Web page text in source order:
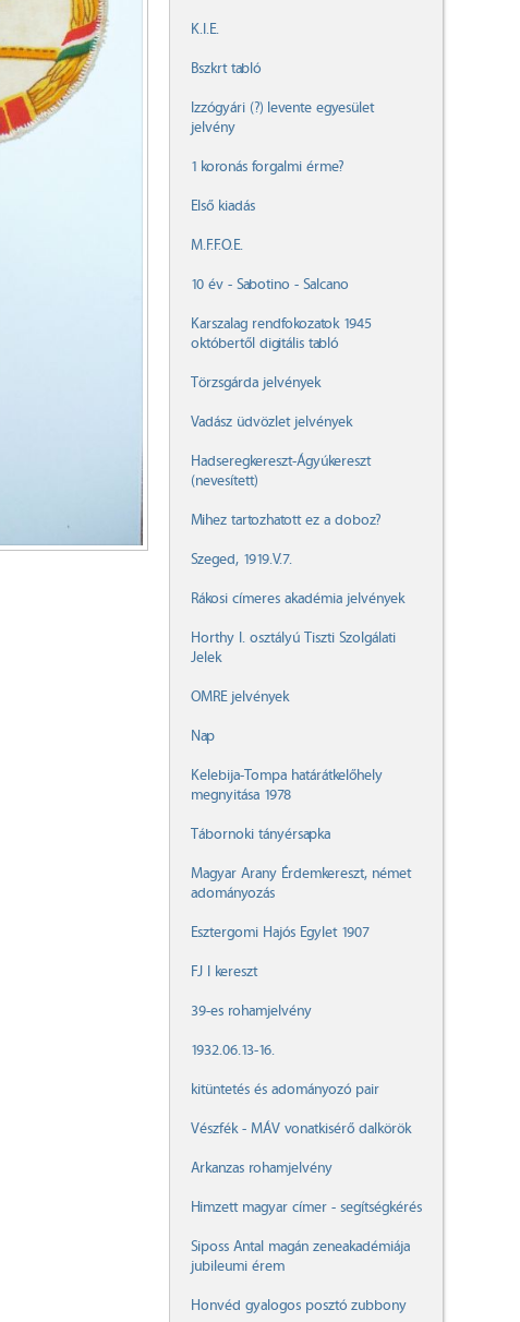
K.I.E.
Bszkrt tabló
Izzógyári (?) levente egyesület
jelvény
1 koronás forgalmi érme?
Első kiadás
M.F.F.O.E.
10 év - Sabotino - Salcano
Karszalag rendfokozatok 1945
októbertől digitális tabló
Törzsgárda jelvények
Vadász üdvözlet jelvények
Hadseregkereszt-Ágyúkereszt
(nevesített)
Mihez tartozhatott ez a doboz?
Szeged, 1919.V.7.
Rákosi címeres akadémia jelvények
Horthy I. osztályú Tiszti Szolgálati
Jelek
OMRE jelvények
Nap
Kelebija-Tompa határátkelőhely
megnyitása 1978
Tábornoki tányérsapka
Magyar Arany Érdemkereszt, német
adományozás
Esztergomi Hajós Egylet 1907
FJ I kereszt
39-es rohamjelvény
1932.06.13-16.
kitüntetés és adományozó pair
Vészfék - MÁV vonatkisérő dalkörök
Arkanzas rohamjelvény
Himzett magyar címer - segítségkérés
Siposs Antal magán zeneakadémiája
jubileumi érem
Honvéd gyalogos posztó zubbony